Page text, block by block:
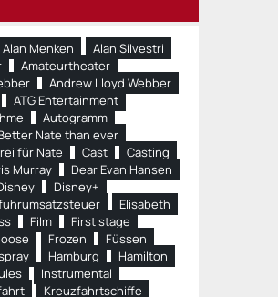
Alan Menken
Alan Silvestri
Amateurtheater
Andrew Lloyd Webber
ATG Entertainment
Autogramm
Nate than ever
für Nate Cast
Casting
Murray
Dear Evan Hansen
Disney+
Elisabeth
Film
First stage
Frozen
Füssen
Hamburg
Hamilton
Instrumental
Kreuzfahrtschiffe